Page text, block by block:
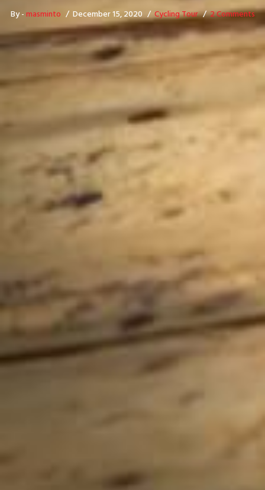
By -masminto December 15, 2020 Cycling Tour 2 Comments